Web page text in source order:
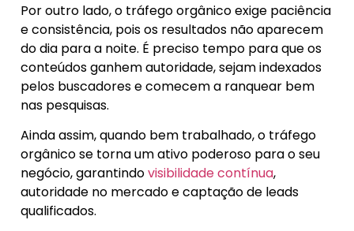
Por outro lado, o tráfego orgânico exige paciência
e consistência, pois os resultados não aparecem
do dia para a noite. É preciso tempo para que os
conteúdos ganhem autoridade, sejam indexados
pelos buscadores e comecem a ranquear bem
nas pesquisas.
Ainda assim, quando bem trabalhado, o tráfego
orgânico se torna um ativo poderoso para o seu
negócio, garantindovisibilidade contínua,
autoridade no mercado e captação de leads
qualificados.